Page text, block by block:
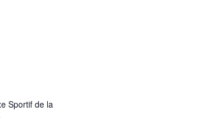
Sportif de la